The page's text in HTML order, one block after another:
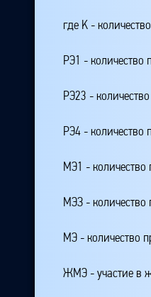
где K -
РЭ1 - количество
РЭ23 -
РЭ4 - количество
МЭ1 - количество
МЭЗ -
МЭ - количество
ЖМЭ - участие в